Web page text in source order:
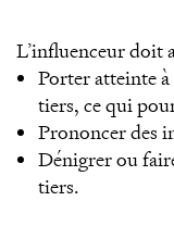
L’influenceur doit
Porter atteinte
tiers, ce qui
Prononcer des
Dénigrer ou
tiers.